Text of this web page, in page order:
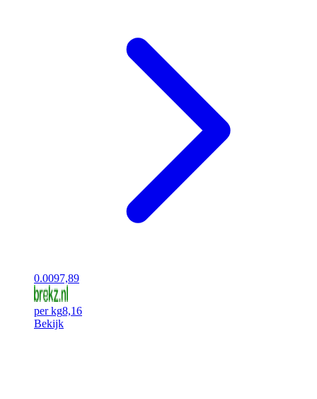
0.0097,89
per kg8,16
Bekijk